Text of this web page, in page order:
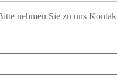
nehmen Sie zu uns